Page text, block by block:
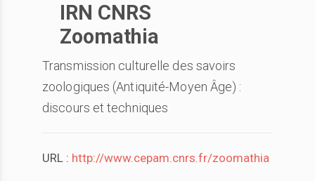
IRN CNRS
Zoomathia
Transmission culturelle des savoirs
zoologiques (Antiquité-Moyen Âge) :
discours et techniques
URL : http://www.cepam.cnrs.fr/zoomathia